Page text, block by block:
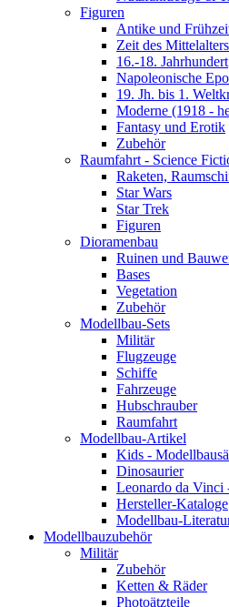
Figuren
Antike und
Zeit des Mittelalters
16.-18. Jahrhundert
Napoleonische
19. Jh. bis 1.
Moderne (1918 -
Fantasy und Erotik
Zubehör
Raumfahrt - Science
Raketen,
Star Wars
Star Trek
Figuren
Dioramenbau
Ruinen und
Bases
Vegetation
Zubehör
Modellbau-Sets
Militär
Flugzeuge
Schiffe
Fahrzeuge
Hubschrauber
Raumfahrt
Modellbau-Artikel
Kids -
Dinosaurier
Leonardo da Vinci
Hersteller-Kataloge
Modellbau-
Modellbauzubehör
Militär
Zubehör
Ketten & Räder
Photoätzteile